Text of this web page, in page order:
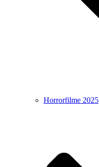
Horrorfilme 2025